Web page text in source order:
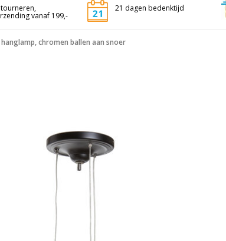
vanaf 199,-
21 dagen bedenktijd
chromen ballen aan snoer